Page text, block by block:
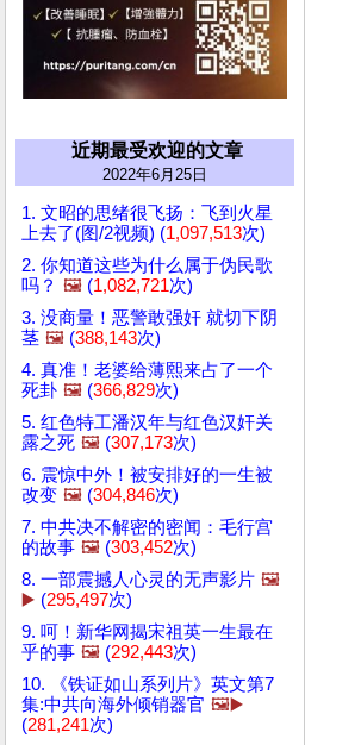
近期最受欢迎的文章
2022年6月25日
1. 文昭的思绪很飞扬：飞到火星
上去了(图/2视频) (1,097,513次)
2. 你知道这些为什么属于伪民歌
吗？ 🖼️ (1,082,721次)
3. 没商量！恶警敢强奸 就切下阴
茎 🖼️ (388,143次)
4. 真准！老婆给薄熙来占了一个
死卦 🖼️ (366,829次)
5. 红色特工潘汉年与红色汉奸关
露之死 🖼️ (307,173次)
6. 震惊中外！被安排好的一生被
改变 🖼️ (304,846次)
7. 中共决不解密的密闻：毛行宫
的故事 🖼️ (303,452次)
8. 一部震撼人心灵的无声影片 🖼️
▶️ (295,497次)
9. 呵！新华网揭宋祖英一生最在
乎的事 🖼️ (292,443次)
10. 《铁证如山系列片》英文第7
集:中共向海外倾销器官 🖼️▶️
(281,241次)